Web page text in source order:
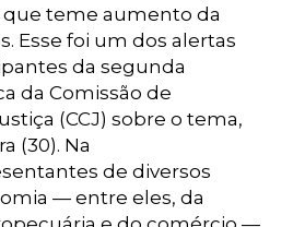
teme aumento da
Esse foi um dos alertas
da segunda
da Comissão de
(CCJ) sobre o tema,
(30). Na
de diversos
— entre eles, da